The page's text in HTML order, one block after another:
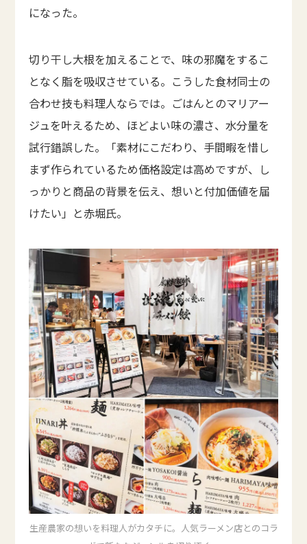
になった。
切り干し大根を加えることで、味の邪魔をするこ
となく脂を吸収させている。こうした食材同士の
合わせ技も料理人ならでは。ごはんとのマリアー
ジュを叶えるため、ほどよい味の濃さ、水分量を
試行錯誤した。「素材にこだわり、手間暇を惜し
まず作られているため価格設定は高めですが、し
っかりと商品の背景を伝え、想いと付加価値を届
けたい」と赤堀氏。
生産農家の想いを料理人がカタチに。人気ラーメン店とのコラ